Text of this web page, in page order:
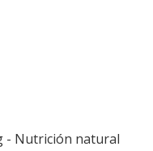
- Nutrición natural